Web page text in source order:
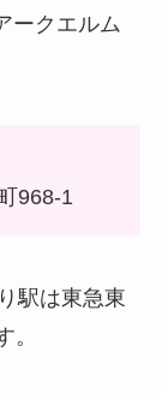
ークエルム
968-1
駅は東急東
。